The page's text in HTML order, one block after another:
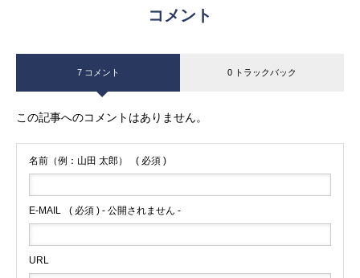
コメント
7 コメント 0 トラックバック
この記事へのコメントはありません。
名前（例：山田 太郎） ( 必須 )
E-MAIL ( 必須 ) - 公開されません -
URL